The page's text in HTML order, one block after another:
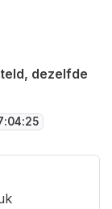
dezelfde
:04:25